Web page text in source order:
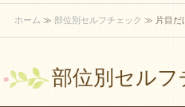
ホーム ≫ 部位別セルフチェック ≫ 片目だ
部位別セルフ